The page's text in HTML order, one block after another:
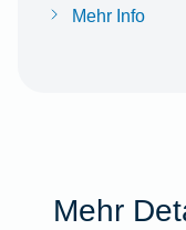
Mehr Info
Mehr